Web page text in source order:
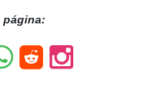
página: